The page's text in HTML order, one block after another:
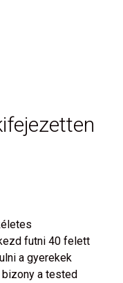
futni 40 felett
a gyerekek
bizony a tested